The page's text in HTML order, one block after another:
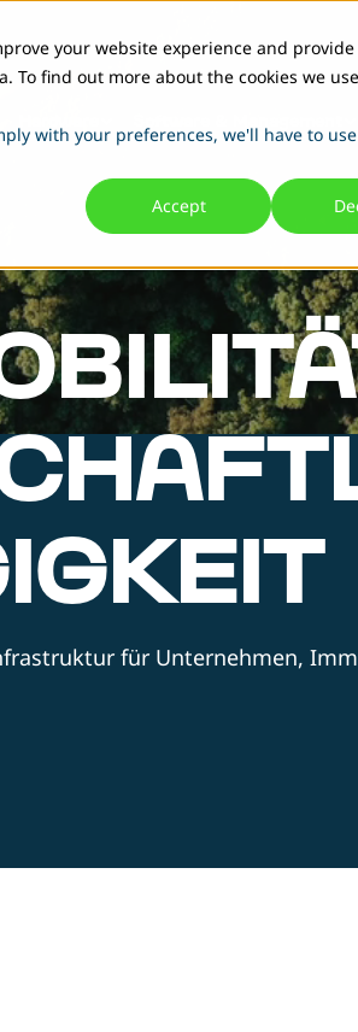
your website experience and
find out more about the cookies we
with your preferences, we'll have to
Accept
für Unternehmen,